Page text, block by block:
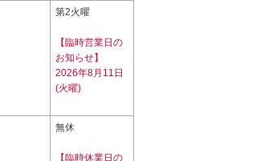
第2火曜
【臨時営業日の
お知らせ】
2026年8月11日
(火曜)
無休
【臨時休業日の